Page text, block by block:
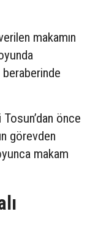
makamın
önce
görevden
makam